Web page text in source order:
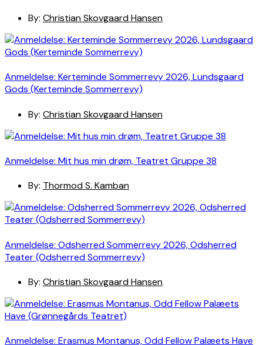
By: Christian Skovgaard Hansen
Anmeldelse: Kerteminde Sommerrevy 2026, Lundsgaard
Gods (Kerteminde Sommerrevy)
By: Christian Skovgaard Hansen
Anmeldelse: Mit hus min drøm, Teatret Gruppe 38
By: Thormod S. Kamban
Anmeldelse: Odsherred Sommerrevy 2026, Odsherred
Teater (Odsherred Sommerrevy)
By: Christian Skovgaard Hansen
Anmeldelse: Erasmus Montanus, Odd Fellow Palæets Have